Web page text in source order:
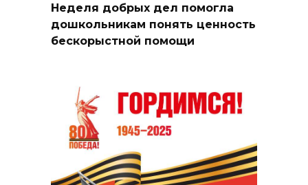
Неделя добрых дел помогла
дошкольникам понять ценность
бескорыстной помощи